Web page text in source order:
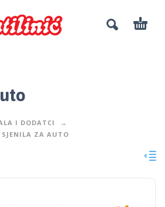
I DODATCI
SJENILA ZA AUTO